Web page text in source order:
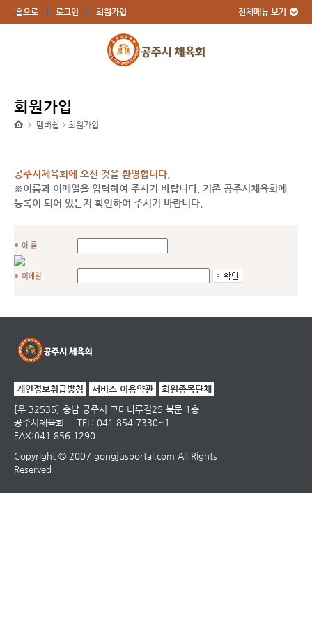
홈으로 로그인 회원가입 전체메뉴 보기
회원가입
> 멤버쉽 > 회원가입
공주시체육회에 오신 것을 환영합니다.
※이름과 이메일을 입력하여 주시기 바랍니다. 기존 공주시체육회에
등록이 되어 있는지 확인하여 주시기 바랍니다.
개인정보취급방침 서비스 이용약관
회원종목단체
[우 32535] 충남 공주시 고마나루길25 북문 1층
공주시체육회
TEL: 041.854.7330~1
FAX:041.856.1290
Copyright © 2007 gongjusportal.com All Rights
Reserved